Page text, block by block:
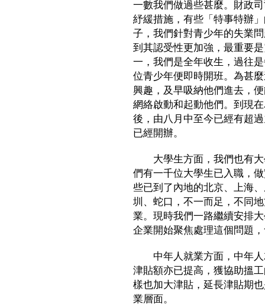
一數我們做過些甚麼。財政
紓緩措施，有些「特事特辦
子，我們針對青少年的失業
到其認受性更加強，最重要
一，我們是全年收生，過往
位青少年便即時開班。為甚
興趣，及早吸納他們進去，
網絡啟動和起動他們。到現
後，由八月中至今已經有超
已經開辦。
大學生方面，我們也有大
們有一千位大學生已入職，
些已到了內地的北京、上海
圳、蛇口，不一而足，不同
業。現時我們一路繼續安排
企業開始聚焦處理這個問題
中年人就業方面，中年人
津貼額亦已提高，獲協助搵
樣也加大津貼，延長津貼期
業層面。